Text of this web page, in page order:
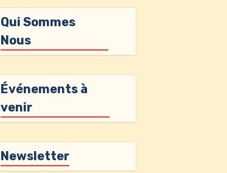
Qui Sommes
Nous
Événements à
venir
Newsletter